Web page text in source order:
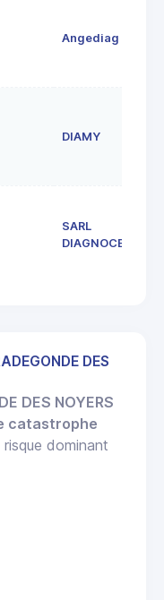
Angediag
DIAMY
SARL
DIAGNOCEAN
DES
DES NOYERS
catastrophe
dominant